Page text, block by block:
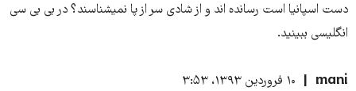
دست اسپانيا است رسانده اند و از شادى سر از پا نميشناسند؟ در بى بى سى
انگليسى ببينيد.
mani
۱۰ فروردین ۱۳۹۳، ۳:۵۳